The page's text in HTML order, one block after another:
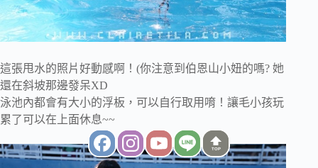
這張甩水的照片好動感啊！(你注意到伯恩山小妞的嗎? 她
還在斜坡那邊發呆XD
泳池內都會有大小的浮板，可以自行取用唷！讓毛小孩玩
累了可以在上面休息~~
TOP